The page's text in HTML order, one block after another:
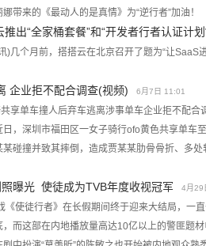
带来的《最动人的是真情》为“逆行者”加油！
出“全家桶套餐”和“开发者行者认证计划
)几个月前，搭搭云在北京召开了题为“让SaaS
企业拒不配合调查(视频) 6月7日 11:01
享单车撞人后弃车逃离涉事单车企业拒不配
，深圳市福田区一女子骑行ofo黄色共享单车
碰撞并致其摔倒，造成贾某某肋骨骨折、多
照曝光 使徒成为TVB年度收视冠军 4月29
《使徒行者》在长假期间终于迎来大结局，一
，而这部在内地播放量高达10亿以上的警匪题